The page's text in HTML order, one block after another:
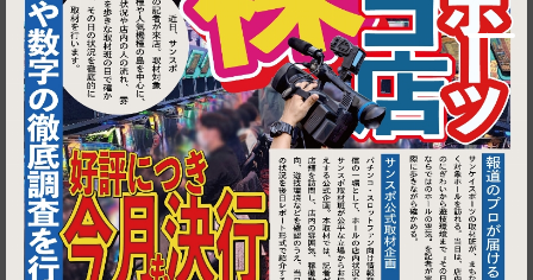
1
埼玉県ふじみ野市上福岡１丁目１１−１ 伊勢広酒店